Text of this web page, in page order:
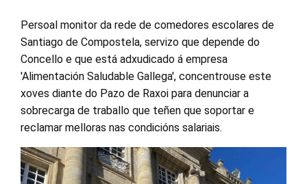
Persoal monitor da rede de comedores escolares de
Santiago de Compostela, servizo que depende do
Concello e que está adxudicado á empresa
'Alimentación Saludable Gallega', concentrouse este
xoves diante do Pazo de Raxoi para denunciar a
sobrecarga de traballo que teñen que soportar e
reclamar melloras nas condicións salariais.